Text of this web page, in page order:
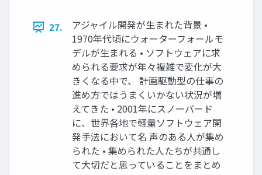
27.
アジャイル開発が生まれた背景 •
1970年代頃にウォーターフォールモ
デルが生まれる • ソフトウェアに求
められる要求が年々複雑で変化が大
きくなる中で、 計画駆動型の仕事の
進め方ではうまくいかない状況が増
えてきた • 2001年にスノーバード
に、世界各地で軽量ソフトウェア開
発手法において名 声のある人が集め
られた • 集められた人たちが共通し
て大切だと思っていることをまとめ